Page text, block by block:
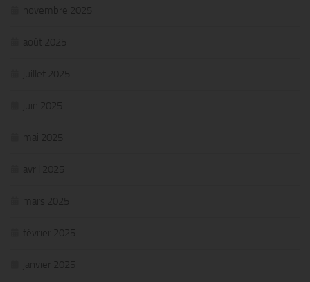
novembre 2025
août 2025
juillet 2025
juin 2025
mai 2025
avril 2025
mars 2025
février 2025
janvier 2025